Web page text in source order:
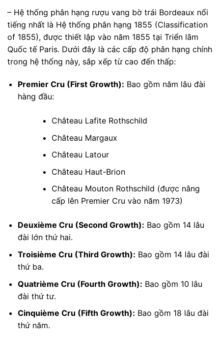
– Hệ thống phân hạng rượu vang bờ trái Bordeaux nổi
tiếng nhất là Hệ thống phân hạng 1855 (Classification
of 1855), được thiết lập vào năm 1855 tại Triển lãm
Quốc tế Paris. Dưới đây là các cấp độ phân hạng chính
trong hệ thống này, sắp xếp từ cao đến thấp:
Premier Cru (First Growth): Bao gồm năm lâu đài
hàng đầu:
Château Lafite Rothschild
Château Margaux
Château Latour
Château Haut-Brion
Château Mouton Rothschild (được nâng
cấp lên Premier Cru vào năm 1973)
Deuxième Cru (Second Growth): Bao gồm 14 lâu
đài lớn thứ hai.
Troisième Cru (Third Growth): Bao gồm 14 lâu đài
thứ ba.
Quatrième Cru (Fourth Growth): Bao gồm 10 lâu
đài thứ tư.
Cinquième Cru (Fifth Growth): Bao gồm 18 lâu đài
thứ năm.